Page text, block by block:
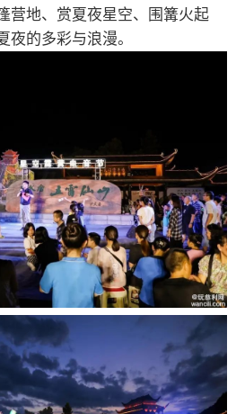
营地、赏夏夜星空、围篝火起
的多彩与浪漫。